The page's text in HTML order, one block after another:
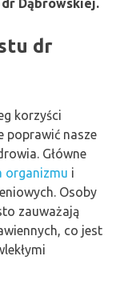
Dąbrowskiej.
dr
korzyści
poprawić nasze
Główne
organizmu i
Osoby
zauważają
co jest